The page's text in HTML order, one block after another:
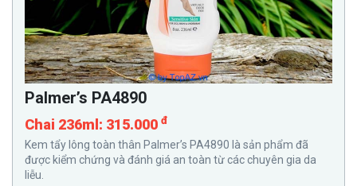
Palmer’s PA4890
Chai 236ml: 315.000 đ
Kem tẩy lông toàn thân Palmer’s PA4890 là sản phẩm đã
được kiểm chứng và đánh giá an toàn từ các chuyên gia da
liễu.